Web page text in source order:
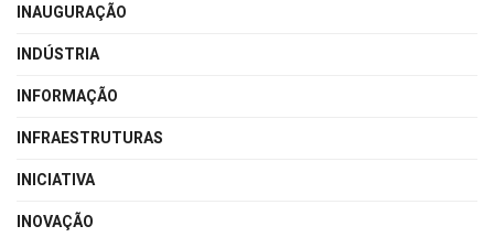
INAUGURAÇÃO
INDÚSTRIA
INFORMAÇÃO
INFRAESTRUTURAS
INICIATIVA
INOVAÇÃO